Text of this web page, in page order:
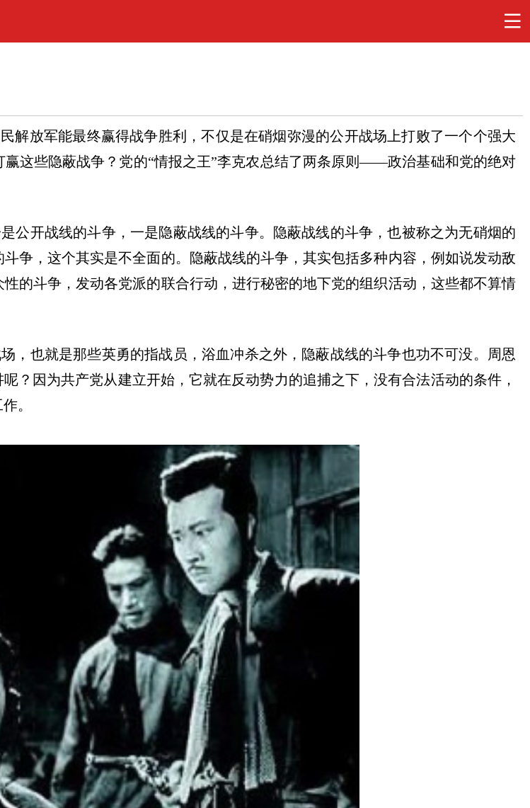
解放军能最终赢得战争胜利，不仅是在硝烟弥漫的公开战场上打败了一个个强大
这些隐蔽战争？党的“情报之王”李克农总结了两条原则——政治基础和党的绝对
公开战线的斗争，一是隐蔽战线的斗争。隐蔽战线的斗争，也被称之为无硝烟的
争，这个其实是不全面的。隐蔽战线的斗争，其实包括多种内容，例如说发动敌
的斗争，发动各党派的联合行动，进行秘密的地下党的组织活动，这些都不算情
，也就是那些英勇的指战员，浴血冲杀之外，隐蔽战线的斗争也功不可没。周恩
？因为共产党从建立开始，它就在反动势力的追捕之下，没有合法活动的条件，
。